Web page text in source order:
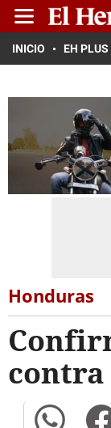
INICIO EH PLUS
Honduras
contra